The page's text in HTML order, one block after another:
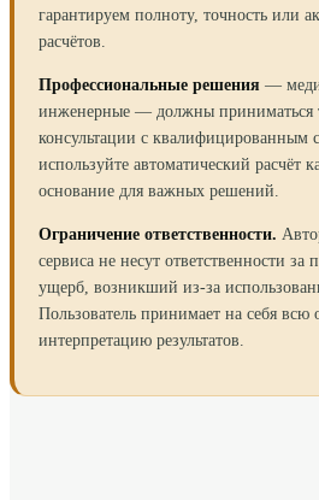
гарантируем полноту, точность или
расчётов.
Профессиональные решения —
инженерные — должны приниматься
консультации с квалифицированным
используйте автоматический расчёт
основание для важных решений.
Ограничение ответственности.
сервиса не несут ответственности
ущерб, возникший из-за
Пользователь принимает на себя всю
интерпретацию результатов.